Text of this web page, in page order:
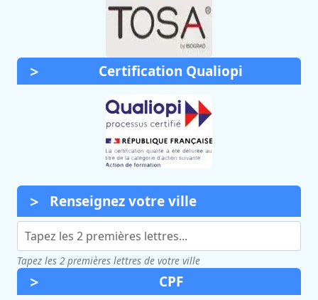
Certification Qualiopi
Renseignez votre ville
Tapez les 2 premières lettres de votre ville
CPF